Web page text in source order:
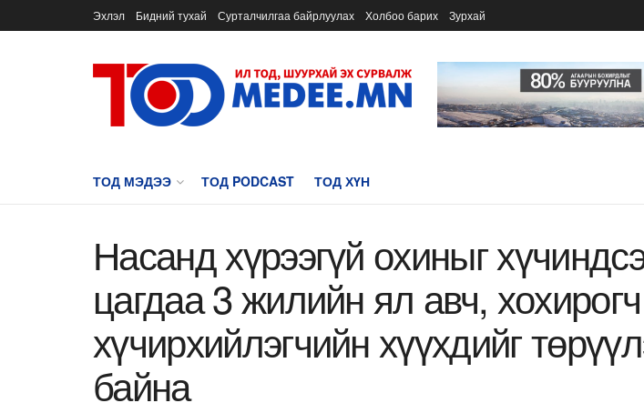
Эхлэл Бидний тухай Сурталчилгаа байрлуулах Холбоо барих Зурхай
ТОД МЭДЭЭ ТОД PODCAST ТОД ХҮН
Насанд хүрээгүй охиныг
цагдаа 3 жилийн ял авч,
хүчирхийлэгчийн хүүхдийг
байна